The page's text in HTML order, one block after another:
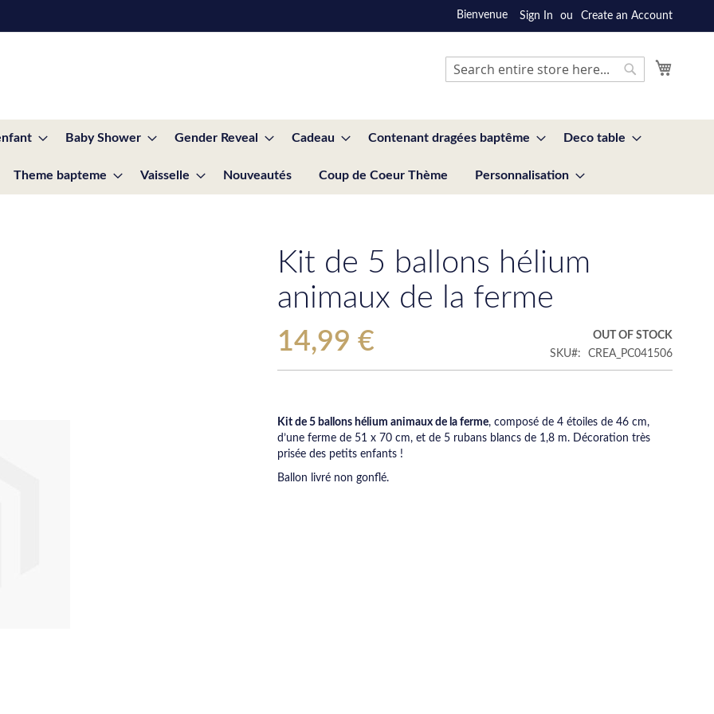
Bienvenue Sign In Create an Account
Search
Baby Shower Gender Reveal Cadeau Contenant dragées baptême Deco table
Theme bapteme Vaisselle Nouveautés Coup de Coeur Thème Personnalisation
Kit de 5 ballons hélium
animaux de la ferme
14,99 €
OUT OF STOCK
SKU
CREA_PC041506
Kit de 5 ballons hélium animaux de la ferme, composé de 4 étoiles de 46 cm,
d’une ferme de 51 x 70 cm, et de 5 rubans blancs de 1,8 m. Décoration très
prisée des petits enfants !
Ballon livré non gonflé.